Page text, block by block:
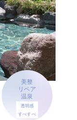
美整
リペア
温泉
透明感
すべすべ